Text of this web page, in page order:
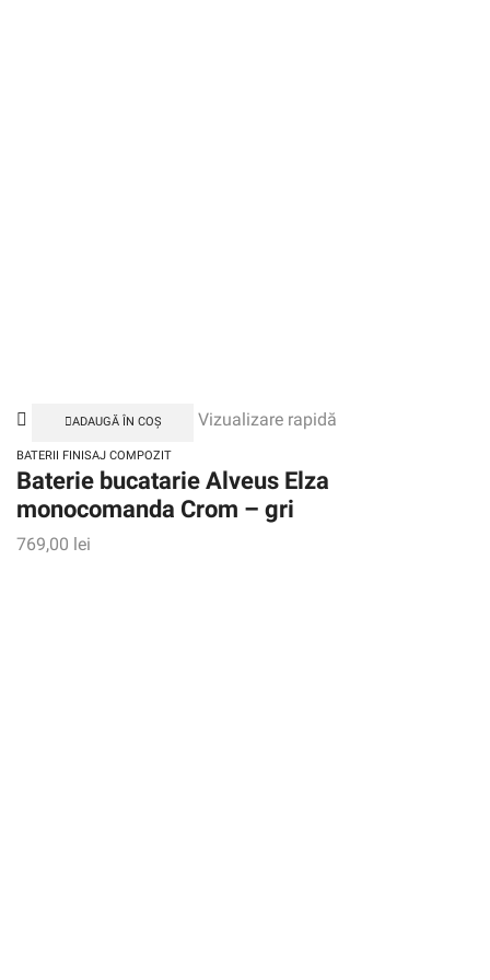
ADAUGĂ ÎN COȘ Vizualizare rapidă
BATERII FINISAJ COMPOZIT
Baterie bucatarie Alveus Elza
monocomanda Crom – gri
769,00 lei